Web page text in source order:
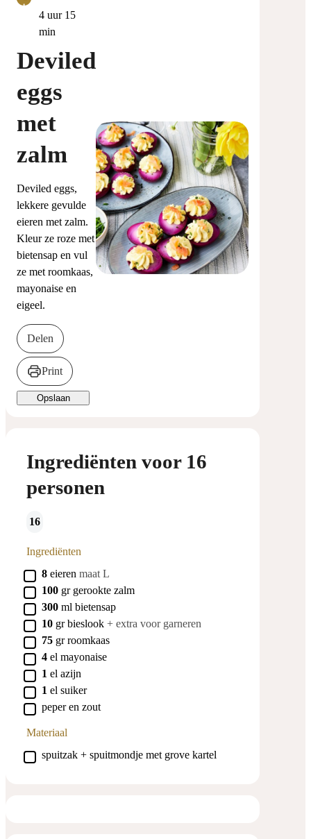
4uur
uur 15minuten
min
Deviled
eggs
met
zalm
Deviled eggs,
lekkere gevulde
eieren met zalm.
Kleur ze roze met
bietensap en vul
ze met roomkaas,
mayonaise en
eigeel.
Delen
Print
Opslaan
Ingrediënten voor 16
personen
16
Ingrediënten
▢
8 eieren maat L
▢
100 gr gerookte zalm
▢
300 ml bietensap
▢
10 gr bieslook + extra voor garneren
▢
75 gr roomkaas
▢
4 el mayonaise
▢
1 el azijn
▢
1 el suiker
▢
peper en zout
Materiaal
▢
spuitzak + spuitmondje met grove kartel